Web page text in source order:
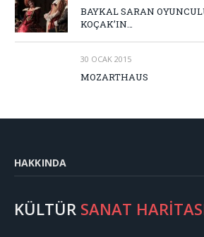
BAYKAL SARAN
KOÇAK’IN…
30 OCAK 2015
MOZARTHAUS
HAKKINDA
KÜLTÜR SANAT